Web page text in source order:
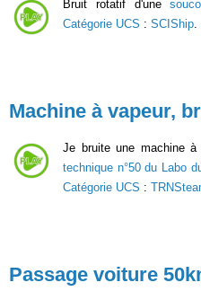
Bruit rotatif d'une
Catégorie UCS : SCIShip.
Machine à vapeur,
Je bruite une machine
technique n°50 du Labo
Catégorie UCS :
Passage voiture